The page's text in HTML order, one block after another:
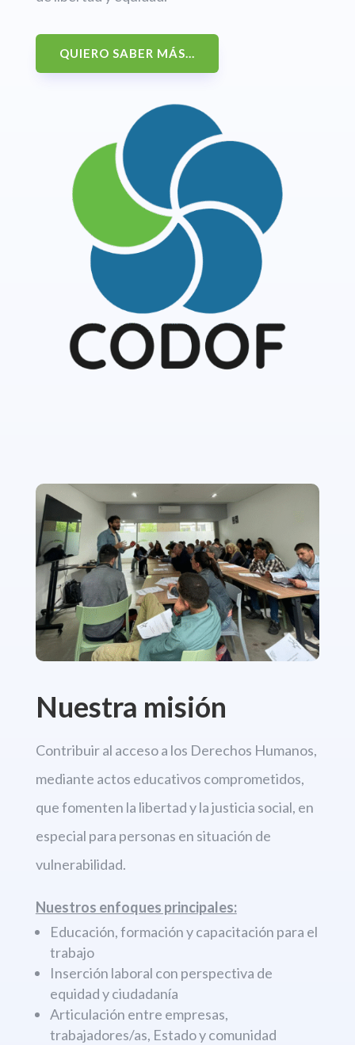
QUIERO SABER MÁS...
Nuestra misión
Contribuir al acceso a los Derechos Humanos,
mediante actos educativos comprometidos,
que fomenten la libertady la justicia social, en
especial para personas en situación de
vulnerabilidad.
Nuestros enfoques principales:
Educación, formación y capacitación para el
trabajo
Inserción laboral con perspectiva de
equidad y ciudadanía
Articulación entre empresas,
trabajadores/as, Estado y comunidad